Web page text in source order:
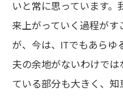
いと常に思っています
来上がっていく過程が
が、今は、ITでもあらゆ
夫の余地がないわけで
ている部分も大きく、